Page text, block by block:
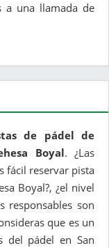
a una llamada de
de pádel de
Boyal. ¿Las
fácil reservar pista
Boyal?, ¿el nivel
responsables son
que es un
del pádel en San